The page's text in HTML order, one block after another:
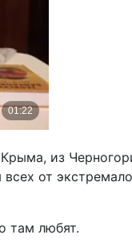
из
от
там любят.